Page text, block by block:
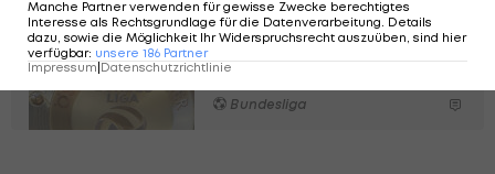
Das waren die
Bundesliga-Transfers
des Sommers 2023
Bundesliga
Manche Partner verwenden für gewisse Zwecke berechtigtes
Interesse als Rechtsgrundlage für die Datenverarbeitung. Details
dazu, sowie die Möglichkeit Ihr Widerspruchsrecht auszuüben, sind hier
verfügbar: unsere 186 Partner
Impressum|Datenschutzrichtlinie